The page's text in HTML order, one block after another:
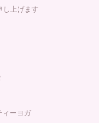
し上げます
ーヨガ